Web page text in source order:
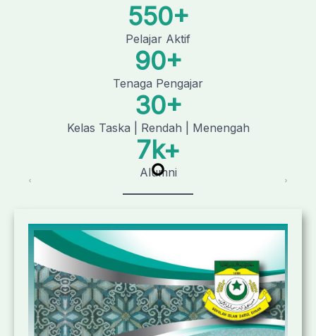
550+
Pelajar Aktif
90+
Tenaga Pengajar
30+
Kelas Taska | Rendah | Menengah
7k+
Alumni